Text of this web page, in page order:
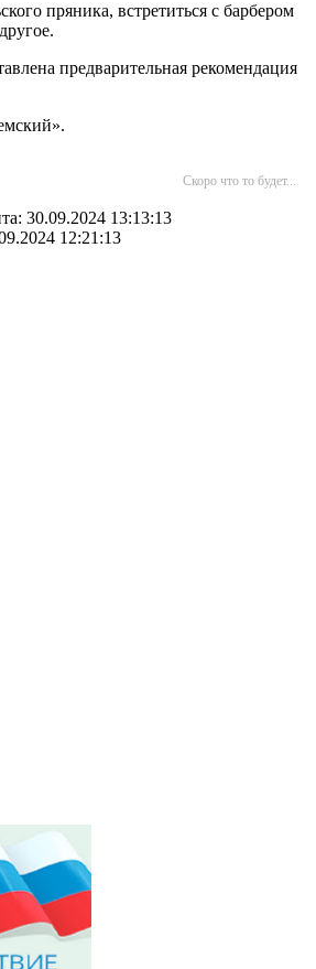
пряника, встретиться с барбером
предварительная рекомендация
Скоро что то будет...
30.09.2024 13:13:13
12:21:13